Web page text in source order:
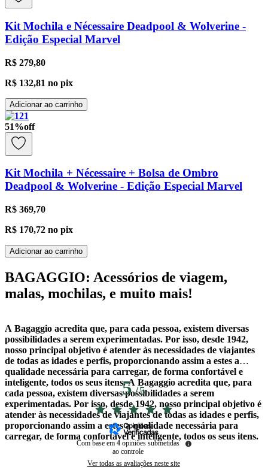
Kit Mochila e Nécessaire Deadpool & Wolverine -
Edição Especial Marvel
R$ 279,80
R$ 132,81 no pix
Adicionar ao carrinho
51%off
Kit Mochila + Nécessaire + Bolsa de Ombro
Deadpool & Wolverine - Edição Especial Marvel
R$ 369,70
R$ 170,72 no pix
Adicionar ao carrinho
BAGAGGIO: Acessórios de viagem,
malas, mochilas, e muito mais!
A Bagaggio acredita que, para cada pessoa, existem diversas
possibilidades a serem experimentadas. Por isso, desde 1942,
nosso principal objetivo é atender às necessidades de viajantes
de todas as idades e perfis, proporcionando assim a estes a
qualidade necessária para carregar, de forma confortável e
inteligente, todos os seus itens. A Bagaggio acredita que, para
cada pessoa, existem diversas possibilidades a serem
experimentadas. Por isso, desde 1942, nosso principal objetivo é
atender às necessidades de viajantes de todas as idades e perfis,
proporcionando assim a estes a qualidade necessária para
carregar, de forma confortável e inteligente, todos os seus itens.
5/5
Com base em4 opiniões submetidas
ao controle
Ver todas as avaliações neste site